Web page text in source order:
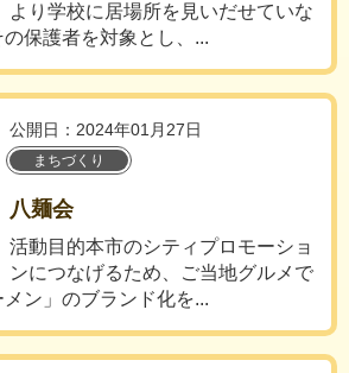
より学校に居場所を見いだせていな
保護者を対象とし、...
公開日：2024年01月27日
まちづくり
八麺会
活動目的本市のシティプロモーショ
ンにつなげるため、ご当地グルメで
ン」のブランド化を...